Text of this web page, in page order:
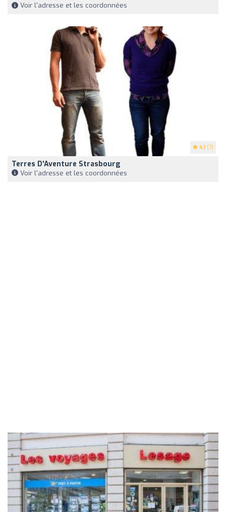
Voir l'adresse et les coordonnées
4.1 (7)
Terres D'Aventure Strasbourg
Voir l'adresse et les coordonnées